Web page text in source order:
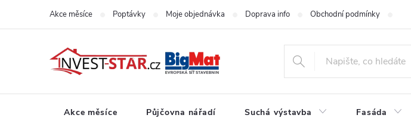
Akce měsíce Poptávky Moje objednávka Doprava info Obchodní podmínky
Akce měsíce Půjčovna nářadí Suchá výstavba Fasáda